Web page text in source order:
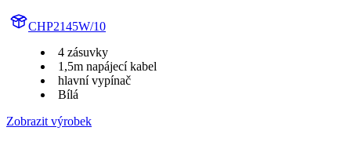
CHP2145W/10
4 zásuvky
1,5m napájecí kabel
hlavní vypínač
Bílá
Zobrazit výrobek